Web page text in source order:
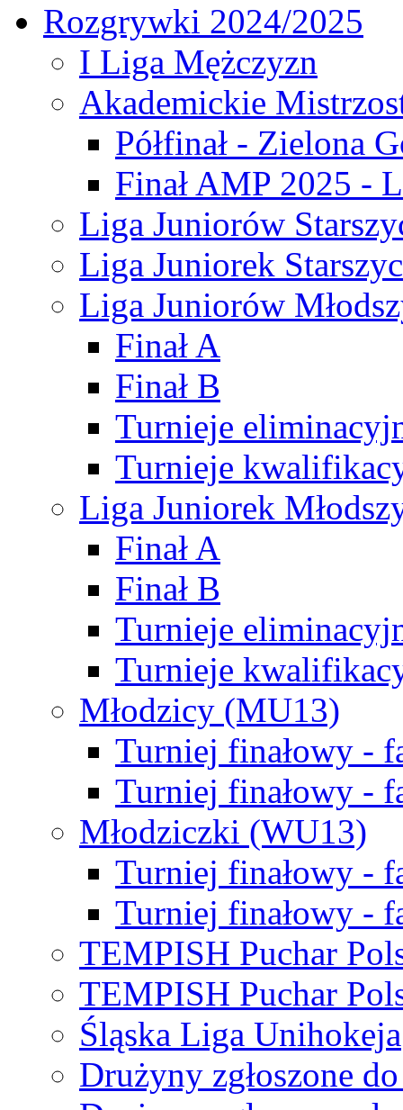
Rozgrywki 2024/2025
I Liga Mężczyzn
Akademickie
Półfinał - Zielona
Finał AMP 2025 -
Liga Juniorów
Liga Juniorek
Liga Juniorów
Finał A
Finał B
Turnieje
Turnieje
Liga Juniorek
Finał A
Finał B
Turnieje
Turnieje
Młodzicy (MU13)
Turniej finałowy -
Turniej finałowy -
Młodziczki (WU13)
Turniej finałowy -
Turniej finałowy -
TEMPISH Puchar
TEMPISH Puchar
Śląska Liga Unihokeja
Drużyny zgłoszone